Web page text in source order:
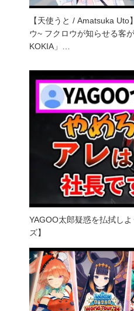
【天使うと / Amatsuka Uto
ウ~ フクロウが知らせる客
KOKIA」…
YAGOO太郎疑惑を払拭し
ズ】